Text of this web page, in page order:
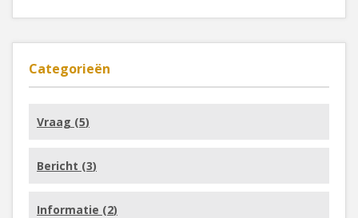
Categorieën
Vraag (5)
Bericht (3)
Informatie (2)